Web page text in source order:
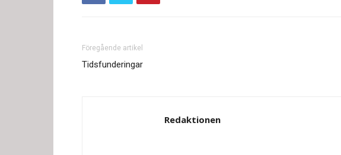
Föregående artikel
Tidsfunderingar
Redaktionen